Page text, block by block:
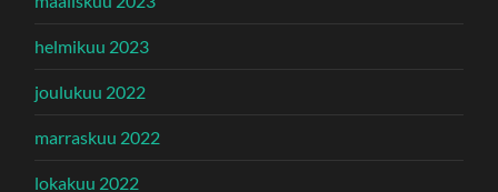
helmikuu 2023
joulukuu 2022
marraskuu 2022
lokakuu 2022